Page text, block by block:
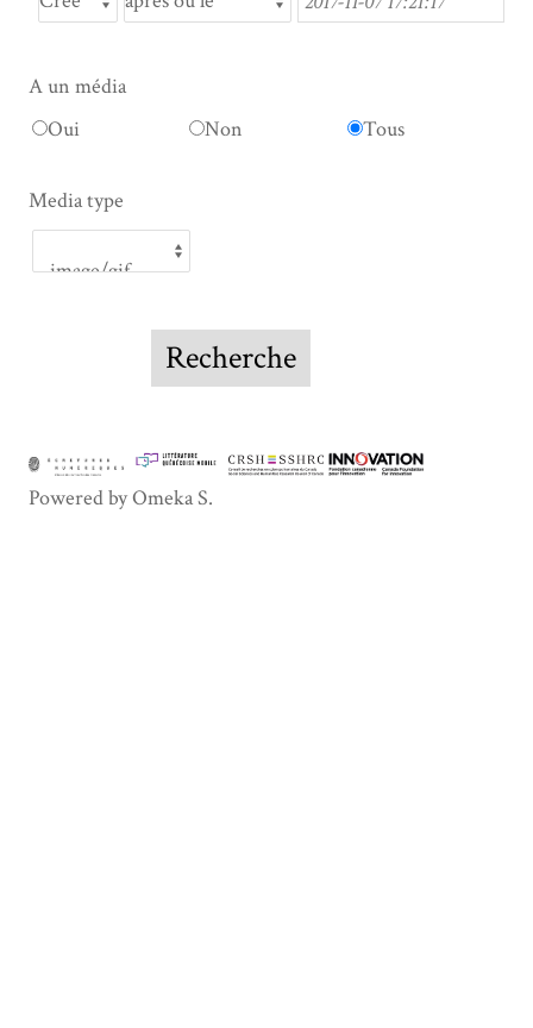
A un média
Oui
Non Tous
Media type
Powered by Omeka S.